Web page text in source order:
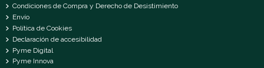
Condiciones de Compra y Derecho de Desistimiento
Envío
Política de Cookies
Declaración de accesibilidad
Pyme Digital
Pyme Innova